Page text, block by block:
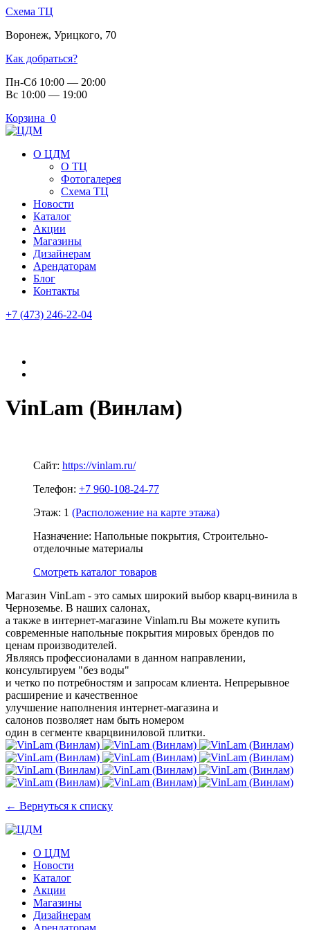
Схема ТЦ
Воронеж, Урицкого, 70
Как добраться?
Пн-Сб 10:00 — 20:00
Вс 10:00 — 19:00
Корзина 0
О ЦДМ
О ТЦ
Фотогалерея
Схема ТЦ
Новости
Каталог
Акции
Магазины
Дизайнерам
Арендаторам
Блог
Контакты
+7 (473) 246-22-04
VinLam (Винлам)
Сайт: https://vinlam.ru/
Телефон: +7 960-108-24-77
Этаж: 1 (Расположение на карте этажа)
Назначение: Напольные покрытия, Строительно-
отделочные материалы
Смотреть каталог товаров
Магазин VinLam - это самых широкий выбор кварц-винила в
Черноземье. В наших салонах,
а также в интернет-магазине Vinlam.ru Вы можете купить
современные напольные покрытия мировых брендов по
ценам производителей.
Являясь профессионалами в данном направлении,
консультируем "без воды"
и четко по потребностям и запросам клиента. Непрерывное
расширение и качественное
улучшение наполнения интернет-магазина и
салонов позволяет нам быть номером
один в сегменте кварцвиниловой плитки.
← Вернуться к списку
О ЦДМ
Новости
Каталог
Акции
Магазины
Дизайнерам
Арендаторам